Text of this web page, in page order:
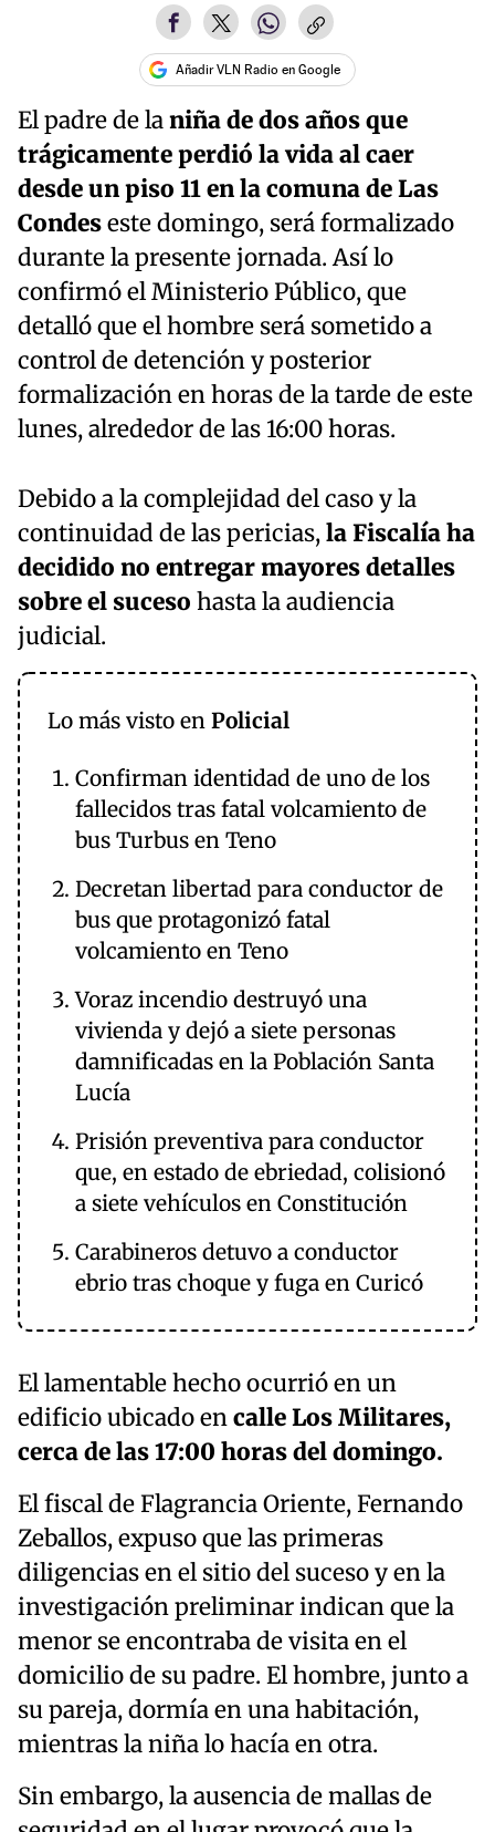
Añadir VLN Radio en Google
El padre de laniña de dos años que
trágicamente perdió la vida al caer
desde un piso 11 en la comuna de Las
Condeseste domingo, será formalizado
durante la presente jornada. Así lo
confirmó el Ministerio Público, que
detalló que el hombre será sometido a
control de detención y posterior
formalización en horas de la tarde de este
lunes, alrededor de las 16:00 horas.
Debido a la complejidad del caso y la
continuidad de las pericias,la Fiscalía ha
decidido no entregar mayores detalles
sobre el suceso hasta la audiencia
judicial.
Lo más visto en Policial
Confirman identidad de uno de los
fallecidos tras fatal volcamiento de
bus Turbus en Teno
Decretan libertad para conductor de
bus que protagonizó fatal
volcamiento en Teno
Voraz incendio destruyó una
vivienda y dejó a siete personas
damnificadas en la Población Santa
Lucía
Prisión preventiva para conductor
que, en estado de ebriedad, colisionó
a siete vehículos en Constitución
Carabineros detuvo a conductor
ebrio tras choque y fuga en Curicó
El lamentable hecho ocurrió en un
edificio ubicado encalle Los Militares,
cerca de las 17:00 horas del domingo.
El fiscal de Flagrancia Oriente, Fernando
Zeballos, expuso que las primeras
diligencias en el sitio del suceso y en la
investigación preliminar indican que la
menor se encontraba de visita en el
domicilio de su padre. El hombre, junto a
su pareja, dormía en una habitación,
mientras la niña lo hacía en otra.
Sin embargo, la ausencia de mallas de